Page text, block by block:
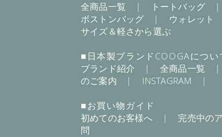
全商品一覧 | トートバッグ
ボストンバッグ | ウォレット
サイズ＆軽さから選ぶ
■日本製ブランドCOOGAについ
ブランド紹介 |全商品一覧
のご案内 | INSTAGRAM |
■お買い物ガイド
初めてのお客様へ | 完売中の
問